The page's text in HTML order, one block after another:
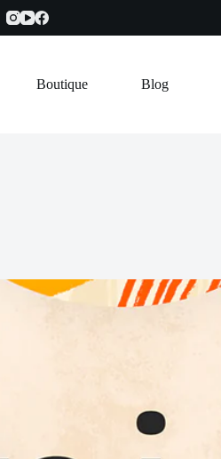
Boutique Blog